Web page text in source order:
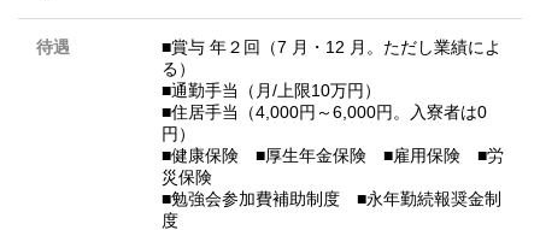
待遇
■賞与 年２回（7 月・12 月。ただし業績によ
る）
■通勤手当（月/上限10万円）
■住居手当（4,000円～6,000円。入寮者は0
円）
■健康保険 ■厚生年金保険 ■雇用保険 ■労
災保険
■勉強会参加費補助制度 ■永年勤続報奨金制
度